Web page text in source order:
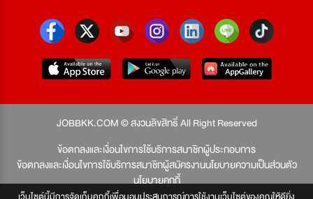
JOBBKK.COM © สงวนลิขสิทธิ์ All Right Reserved
ข้อตกลงและเงื่อนไขการใช้บริการสมาชิกผู้ประกอบการ
ข้อตกลงและเงื่อนไขการใช้บริการสมาชิกผู้สมัครงานนโยบายความเป็นส่วนตัว
นโยบายคุกกี้